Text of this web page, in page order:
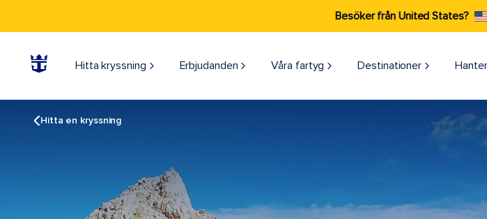
Besöker från United States?
Hitta kryssning Erbjudanden Våra fartyg Destinationer
Hitta en kryssning